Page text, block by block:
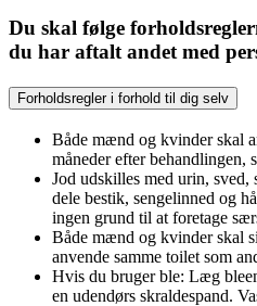
Du skal følge
du har aftalt andet med
Forholdsregler i forhold til dig selv
Både mænd og kvinder skal
måneder efter behandlingen,
Jod udskilles med urin,
dele bestik, sengelinned og
ingen grund til at foretage
Både mænd og kvinder skal
anvende samme toilet som
Hvis du bruger ble: Læg
en udendørs skraldespand.